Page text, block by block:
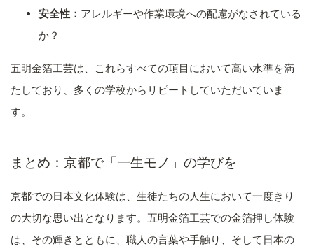
安全性： アレルギーや作業環境への配慮がなされている
か？
五明金箔工芸は、これらすべての項目において高い水準を満
たしており、多くの学校からリピートしていただいていま
す。
まとめ：京都で「一生モノ」の学びを
京都での日本文化体験は、生徒たちの人生において一度きり
の大切な思い出となります。五明金箔工芸での金箔押し体験
は、その輝きとともに、職人の言葉や手触り、そして日本の